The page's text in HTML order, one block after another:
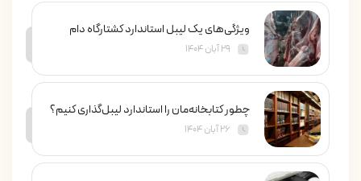
ویژگی‌های یک لیبل استاندارد کشتارگاه دام
۲۹ آبان ۱۴۰۴
چطور کتابخانه‌مان را استاندارد لیبل‌گذاری کنیم؟
۲۶ آبان ۱۴۰۴